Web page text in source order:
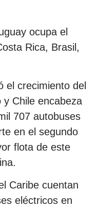
ocupa el
Rica, Brasil,
el crecimiento del
Chile encabeza
707 autobuses
en el segundo
flota de este
Caribe cuentan
eléctricos en